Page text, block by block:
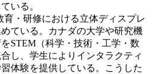
いる。
育・研修における立体ディスプレ
ている。カナダの大学や研究機
STEM（科学・技術・工学・数
し、学生によりインタラクティ
体験を提供している。こうした